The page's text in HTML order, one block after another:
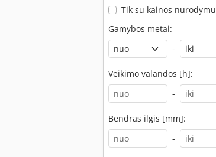
Tik su kainos nurodymu
Gamybos metai:
-
Veikimo valandos [h]:
-
Bendras ilgis [mm]:
-